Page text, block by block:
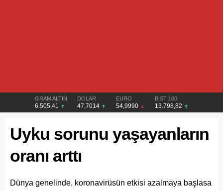
GRAM ALTIN
6.505,41
DOLAR
47,7014
EURO
54,9990
BIST 100
13.798,82
Uyku sorunu yaşayanların
oranı arttı
Dünya genelinde, koronavirüsün etkisi azalmaya başlasa